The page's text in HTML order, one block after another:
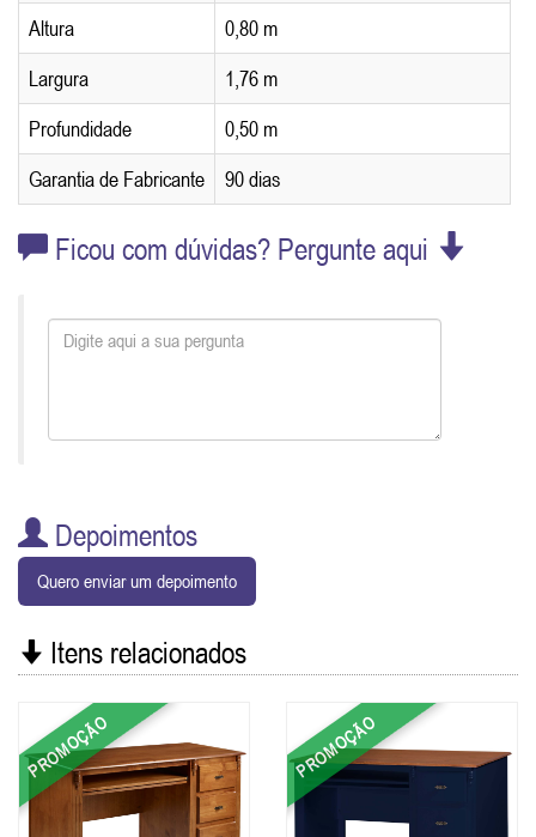
Altura
0,80 m
Largura
1,76 m
Profundidade
0,50 m
Garantia de Fabricante
90 dias
Ficou com dúvidas? Pergunte aqui
Depoimentos
Quero enviar um depoimento
Itens relacionados
PROMOÇÃO PROMOÇÃO